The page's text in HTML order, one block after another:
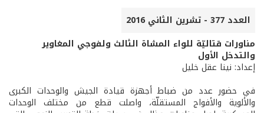
العدد 377 - تشرين الثاني 2016
مناورات قتاليّة للواء المشاة الثالث ولفوجي المغاوير
والتدخل الأول
إعداد: نينا عقل خليل
في حضور عدد من ضباط أجهزة قيادة الجيش والوحدات الكبرى
والألوية والأفواج المستقلّة، واصلت قطع من مختلف الوحدات